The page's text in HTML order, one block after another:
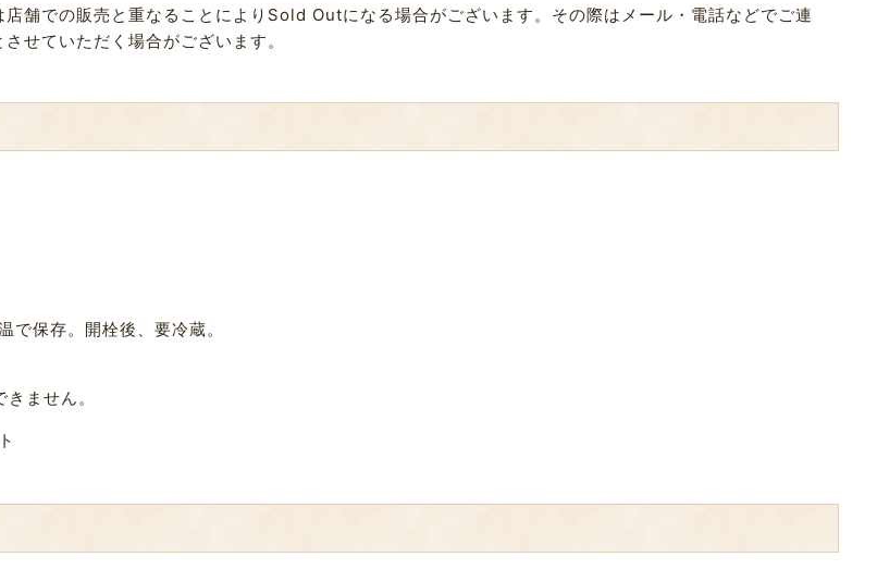
舗での販売と重なることによりSold Outになる場合がございます。その際はメール・電話などでご連
せていただく場合がございます。
で保存。開栓後、要冷蔵。
ません。